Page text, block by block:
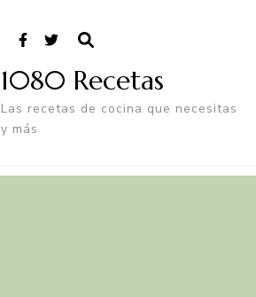
1080 Recetas
Las recetas de cocina que necesitas
y más